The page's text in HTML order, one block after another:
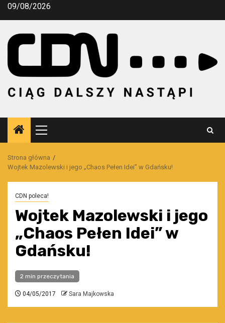
Przejdź
09/08/2026
Menu
główne
Strona główna
Wojtek Mazolewski i jego „Chaos Pełen Idei” w Gdańsku!
CDN poleca!
Wojtek Mazolewski i jego
„Chaos Pełen Idei” w
Gdańsku!
2 min przeczytania
04/05/2017 Sara Majkowska